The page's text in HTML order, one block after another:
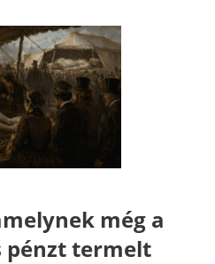
még a
pénzt termelt